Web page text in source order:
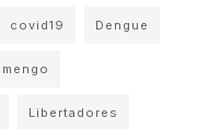
covid19 Dengue
Libertadores